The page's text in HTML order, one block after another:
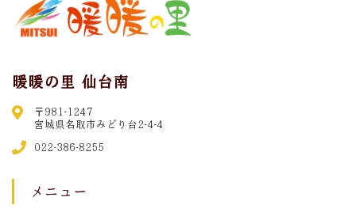
暖暖の里 仙台南
〒981-1247
宮城県名取市みどり台2-4-4
022-386-8255
メニュー